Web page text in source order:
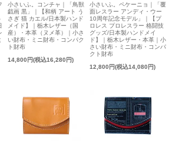
小さいふ。コンチャ｜「鳥獣
戯画 黒」｜【和柄 アート う
さぎ 猫 カエル/日本製ハンド
メイド】｜栃木レザー（国
産）・本革（ヌメ革）｜小さ
い財布・ミニ財布・コンパク
ト財布
14,800円(税込16,280円)
小さいふ。ペケーニョ｜「覆
面レスラー アンディ・ウー
10周年記念モデル」｜【プ
ロレス プロレスラー 格闘技
グッズ/日本製ハンドメイ
ド】｜栃木レザー・本革｜小
さい財布・ミニ財布・コンパ
クト財布
12,800円(税込14,080円)